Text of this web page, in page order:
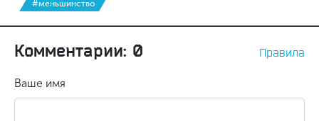
#меньшинство
Комментарии: 0 Правила
Ваше имя